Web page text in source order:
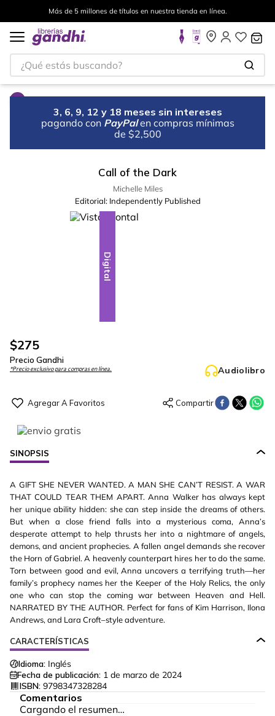
Más de 5 millones de títulos en nuestra tienda en línea.
¿Qué estás buscando?
3, 6, 9, 12 y 18 meses sin intereses
pagando con PayPal en compras mínimas
de $2,500
Call of the Dark
Michelle Miles
Editorial: Independently Published
Digital
$275
Precio Gandhi
*Precio exclusivo para compras en línea. Audiolibro
SINOPSIS
A GIFT SHE NEVER WANTED. A MAN SHE CAN’T RESIST. A WAR
THAT COULD TEAR THEM APART. Anna Walker has always kept
her unique ability hidden: she can step inside the dreams of others.
But when a close friend falls into a mysterious coma, Anna’s
desperate attempt to help thrusts her into a nightmare of angels,
demons, and ancient prophecies. A fallen angel demands she recover
the Horn of Gabriel. A heavenly counterpart hires her to do the same.
Torn between good and evil, Anna uncovers a terrifying truth—her
family’s prophecy names her the Keeper of the Holy Relics, the only
one who can stop the coming war between Heaven and Hell.
NARRATED BY THE AUTHOR. Perfect for fans of Kim Harrison, Ilona
Andrews, and Lara Croft–style adventure.
CARACTERÍSTICAS
Idioma: Inglés
Fecha de publicación: 1 de marzo de 2024
ISBN: 9798347328284
Comentarios
Cargando el resumen…